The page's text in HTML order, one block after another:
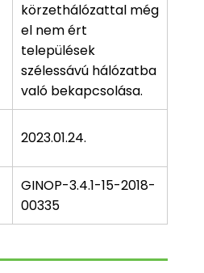
körzethálózattal még
el nem ért
települések
szélessávú hálózatba
való bekapcsolása.
2023.01.24.
GINOP-3.4.1-15-2018-
00335